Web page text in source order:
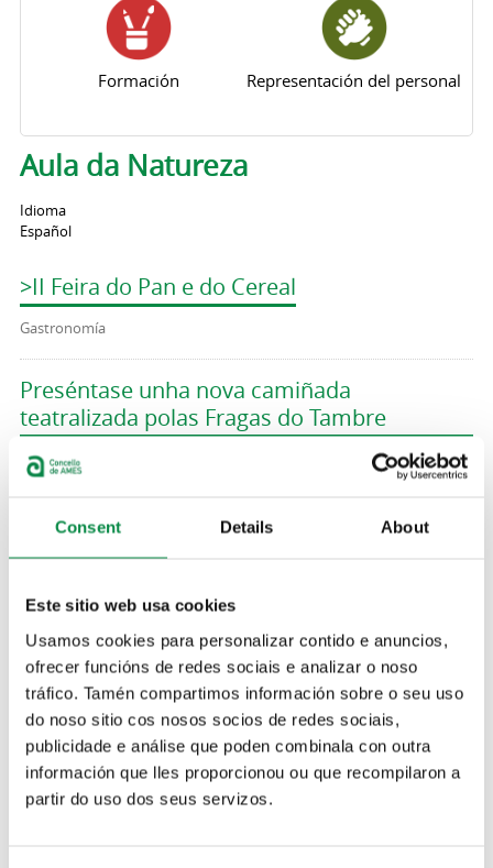
Consent Details About
Este sitio web usa cookies
Usamos cookies para personalizar contido e anuncios,
ofrecer funcións de redes sociais e analizar o noso
tráfico. Tamén compartimos información sobre o seu uso
do noso sitio cos nosos socios de redes sociais,
publicidade e análise que poden combinala con outra
información que lles proporcionou ou que recompilaron a
partir do uso dos seus servizos.
Formación Representación del personal
Aula da Natureza
Idioma
Español
>II Feira do Pan e do Cereal
Gastronomía
Preséntase unha nova camiñada
teatralizada polas Fragas do Tambre
>Ruta teatralizada polas Fragas do Tambre
Excursións
>Obradoiro “Alianza cos morcegos”
Actividades
A Aula da Natureza organiza o 6 de abril o